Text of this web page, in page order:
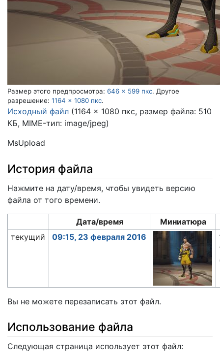
Размер этого предпросмотра: 646 × 599 пкс. Другое
разрешение: 1164 × 1080 пкс.
Исходный файл (1164 × 1080 пкс, размер файла: 510
КБ, MIME-тип: image/jpeg)
MsUpload
История файла
Нажмите на дату/время, чтобы увидеть версию
файла от того времени.
Дата/время Миниатюра
текущий
09:15, 23 февраля 2016
Вы не можете перезаписать этот файл.
Использование файла
Следующая страница использует этот файл: